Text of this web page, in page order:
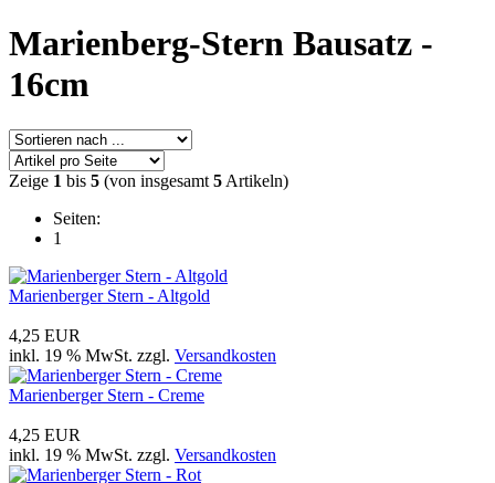
Marienberg-Stern Bausatz -
16cm
Zeige 1 bis 5 (von insgesamt 5 Artikeln)
Seiten:
1
Marienberger Stern - Altgold
4,25 EUR
inkl. 19 % MwSt. zzgl. Versandkosten
Marienberger Stern - Creme
4,25 EUR
inkl. 19 % MwSt. zzgl. Versandkosten